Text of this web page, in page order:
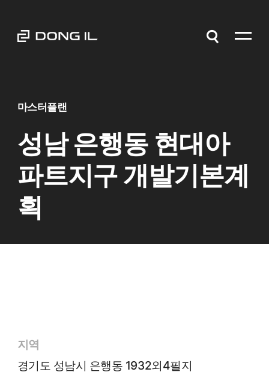
마스터플랜
성남 은행동 현대아
파트지구 개발기본계
획
지역
경기도 성남시 은행동 1932외4필지